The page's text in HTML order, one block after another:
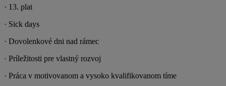
· 13. plat
· Sick days
· Dovolenkové dni nad rámec
· Príležitosti pre vlastný rozvoj
· Práca v motivovanom a vysoko kvalifikovanom tíme